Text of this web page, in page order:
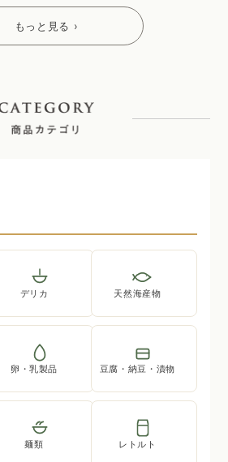
もっと見る ›
デリカ 天然海産物
卵・乳製品 豆腐・納豆・漬物
麺類 レトルト